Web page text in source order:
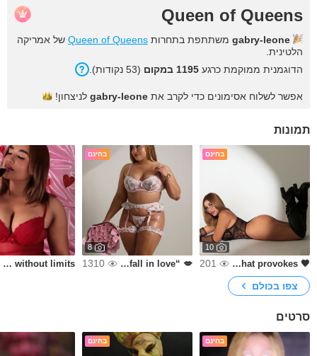
Queen of Queens
gabry-leone משתתפת בתחרות Queen of Queens של אמריקה
הלטינית.
הדוגמנית ממוקמת כרגע 1195 במקום (53 נקודות).
אפשר לשלוח אסימונים כדי לקרב את gabry-leone לניצחון!
תמונות
בחינם
10
🖤 ​​Elegance that provokes.
201
בחינם
8
💋 “Look at me… but don't fall in love”
1310
Valentine's Day without limits 💞
צפו בכולם
סרטים
בחינם בחינם